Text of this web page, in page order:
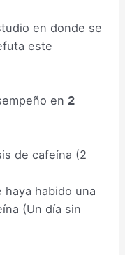
en donde se
este
en 2
de cafeína (2
habido una
(Un día sin